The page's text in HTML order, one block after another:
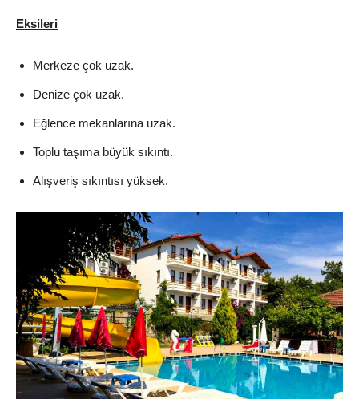
Eksileri
Merkeze çok uzak.
Denize çok uzak.
Eğlence mekanlarına uzak.
Toplu taşıma büyük sıkıntı.
Alışveriş sıkıntısı yüksek.